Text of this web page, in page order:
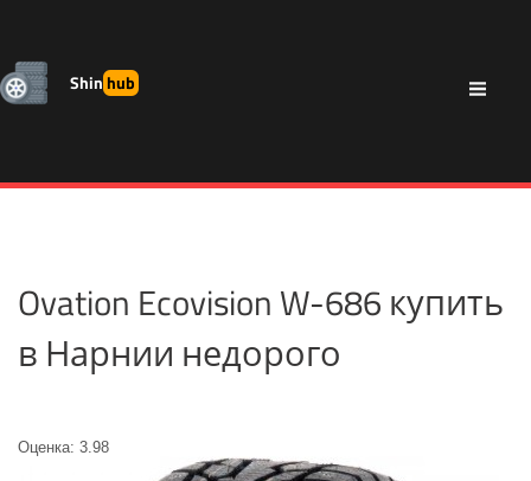
Shinhub
Ovation Ecovision W-686 купить
в Нарнии недорого
Оценка: 3.98